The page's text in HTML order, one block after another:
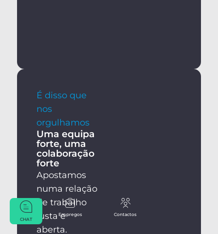
Empregos
Contactos
CHAT
É disso que
nos
orgulhamos
Uma equipa
forte, uma
colaboração
forte
Apostamos
numa relação
de trabalho
justa e
aberta.